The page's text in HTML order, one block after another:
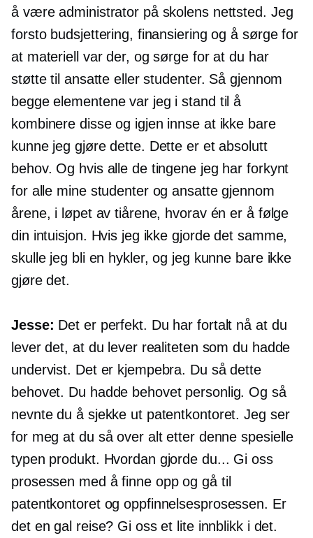
å være administrator på skolens nettsted. Jeg
forsto budsjettering, finansiering og å sørge for
at materiell var der, og sørge for at du har
støtte til ansatte eller studenter. Så gjennom
begge elementene var jeg i stand til å
kombinere disse og igjen innse at ikke bare
kunne jeg gjøre dette. Dette er et absolutt
behov. Og hvis alle de tingene jeg har forkynt
for alle mine studenter og ansatte gjennom
årene, i løpet av tiårene, hvorav én er å følge
din intuisjon. Hvis jeg ikke gjorde det samme,
skulle jeg bli en hykler, og jeg kunne bare ikke
gjøre det.
Jesse: Det er perfekt. Du har fortalt nå at du
lever det, at du lever realiteten som du hadde
undervist. Det er kjempebra. Du så dette
behovet. Du hadde behovet personlig. Og så
nevnte du å sjekke ut patentkontoret. Jeg ser
for meg at du så over alt etter denne spesielle
typen produkt. Hvordan gjorde du... Gi oss
prosessen med å finne opp og gå til
patentkontoret og oppfinnelsesprosessen. Er
det en gal reise? Gi oss et lite innblikk i det.